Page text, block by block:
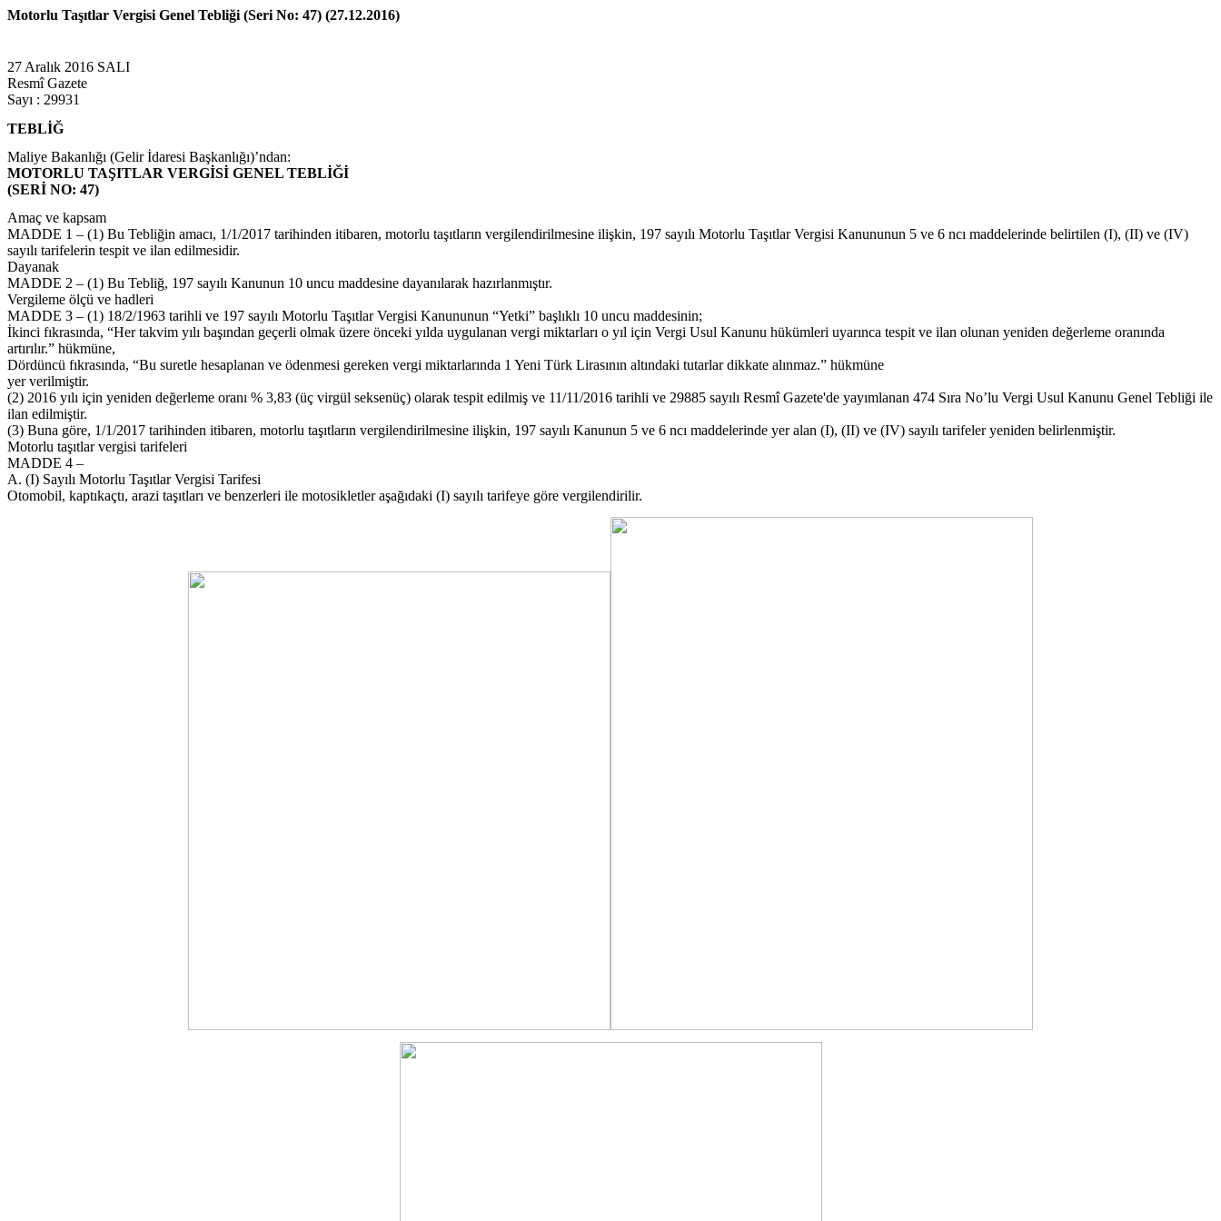
Motorlu Taşıtlar Vergisi Genel Tebliği (Seri No: 47) (27.12.2016)
27 Aralık 2016 SALI
Resmî Gazete
Sayı : 29931
TEBLİĞ
Maliye Bakanlığı (Gelir İdaresi Başkanlığı)’ndan:
MOTORLU TAŞITLAR VERGİSİ GENEL TEBLİĞİ
(SERİ NO: 47)
Amaç ve kapsam
MADDE 1 – (1) Bu Tebliğin amacı, 1/1/2017 tarihinden itibaren, motorlu taşıtların vergilendirilmesine ilişkin, 197 sayılı Motorlu Taşıtlar Vergisi Kanununun 5 ve 6 ncı maddelerinde belirtilen (I), (II) ve (IV)
sayılı tarifelerin tespit ve ilan edilmesidir.
Dayanak
MADDE 2 – (1) Bu Tebliğ, 197 sayılı Kanunun 10 uncu maddesine dayanılarak hazırlanmıştır.
Vergileme ölçü ve hadleri
MADDE 3 – (1) 18/2/1963 tarihli ve 197 sayılı Motorlu Taşıtlar Vergisi Kanununun “Yetki” başlıklı 10 uncu maddesinin;
İkinci fıkrasında, “Her takvim yılı başından geçerli olmak üzere önceki yılda uygulanan vergi miktarları o yıl için Vergi Usul Kanunu hükümleri uyarınca tespit ve ilan olunan yeniden değerleme oranında
artırılır.” hükmüne,
Dördüncü fıkrasında, “Bu suretle hesaplanan ve ödenmesi gereken vergi miktarlarında 1 Yeni Türk Lirasının altındaki tutarlar dikkate alınmaz.” hükmüne
yer verilmiştir.
(2) 2016 yılı için yeniden değerleme oranı % 3,83 (üç virgül seksenüç) olarak tespit edilmiş ve 11/11/2016 tarihli ve 29885 sayılı Resmî Gazete'de yayımlanan 474 Sıra No’lu Vergi Usul Kanunu Genel Tebliği ile
ilan edilmiştir.
(3) Buna göre, 1/1/2017 tarihinden itibaren, motorlu taşıtların vergilendirilmesine ilişkin, 197 sayılı Kanunun 5 ve 6 ncı maddelerinde yer alan (I), (II) ve (IV) sayılı tarifeler yeniden belirlenmiştir.
Motorlu taşıtlar vergisi tarifeleri
MADDE 4 –
A. (I) Sayılı Motorlu Taşıtlar Vergisi Tarifesi
Otomobil, kaptıkaçtı, arazi taşıtları ve benzerleri ile motosikletler aşağıdaki (I) sayılı tarifeye göre vergilendirilir.